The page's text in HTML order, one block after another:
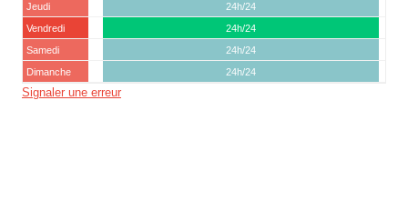
Jeudi
24h/24
Vendredi
24h/24
Samedi
24h/24
Dimanche
24h/24
Signaler une erreur